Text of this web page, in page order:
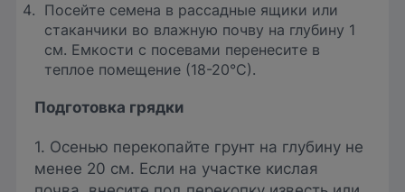
Посейте семена в рассадные ящики или
стаканчики во влажную почву на глубину 1
см. Емкости с посевами перенесите в
теплое помещение (18-20°С).
Подготовка грядки
1. Осенью перекопайте грунт на глубину не
менее 20 см. Если на участке кислая